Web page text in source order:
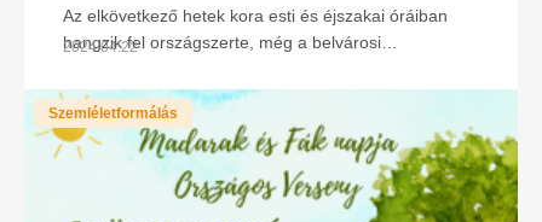
Az elkövetkező hetek kora esti és éjszakai óráiban
hangzik fel országszerte, még a belvárosi
madarának, a
2024.04.22
Szemléletformálás